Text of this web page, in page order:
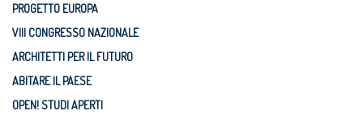
PROGETTO EUROPA
VIII CONGRESSO NAZIONALE
ARCHITETTI PER IL FUTURO
ABITARE IL PAESE
OPEN! STUDI APERTI